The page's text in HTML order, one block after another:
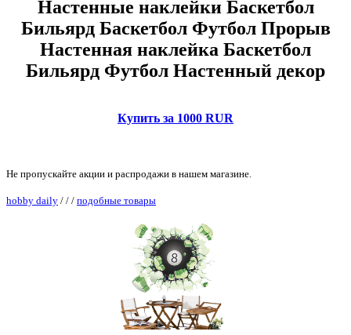
Настенные наклейки Баскетбол
Бильярд Баскетбол Футбол Прорыв
Настенная наклейка Баскетбол
Бильярд Футбол Настенный декор
Купить за 1000 RUR
Не пропускайте акции и распродажи в нашем магазине.
hobby daily / / / подобные товары